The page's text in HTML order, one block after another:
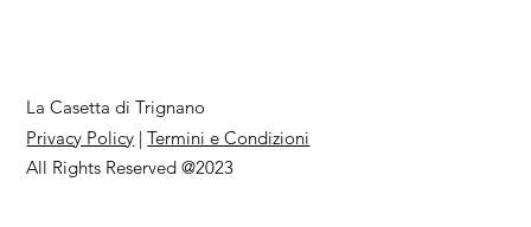
La Casetta di Trignano
Privacy Policy |Termini e Condizioni
All Rights Reserved @2023